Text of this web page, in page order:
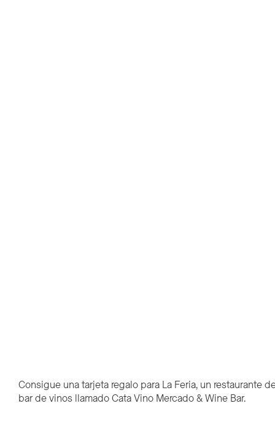
Consigue una tarjeta regalo para La Feria, un restaurante
bar de vinos llamado Cata Vino Mercado & Wine Bar.